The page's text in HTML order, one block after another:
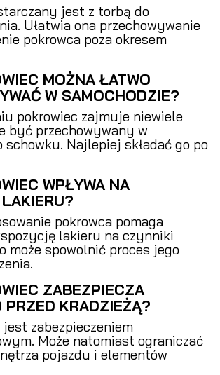
jest z torbą do
Ułatwia ona przechowywanie
pokrowca poza okresem
MOŻNA ŁATWO
W SAMOCHODZIE?
pokrowiec zajmuje niewiele
być przechowywany w
Najlepiej składać go po
WPŁYWA NA
pokrowca pomaga
lakieru na czynniki
może spowolnić proces jego
ZABEZPIECZA
PRZED KRADZIEŻĄ?
zabezpieczeniem
Może natomiast ograniczać
pojazdu i elementów